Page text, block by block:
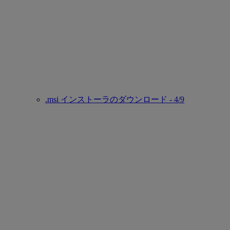
.msi インストーラのダウンロード - 4/9